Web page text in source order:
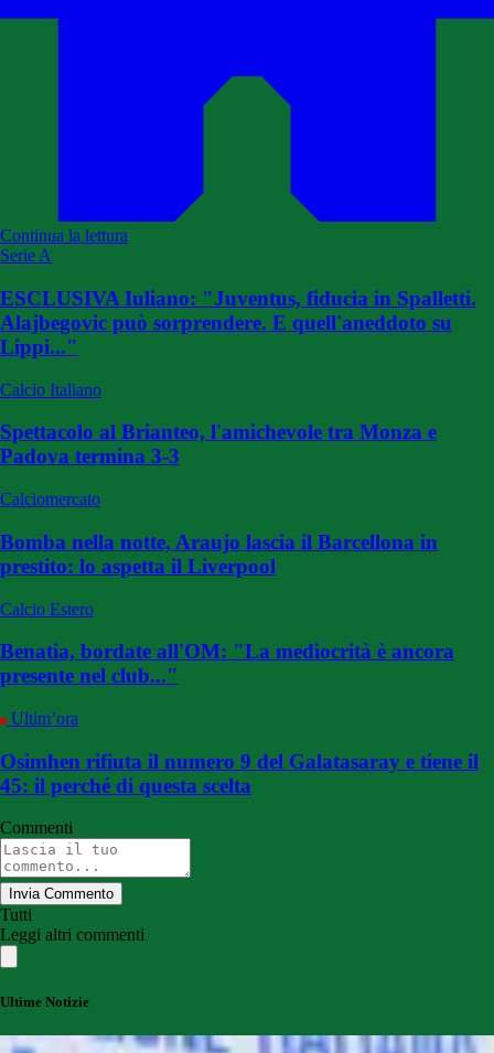
Continua la lettura
Serie A
ESCLUSIVA Iuliano: "Juventus, fiducia in Spalletti.
Alajbegovic può sorprendere. E quell'aneddoto su
Lippi..."
Calcio Italiano
Spettacolo al Brianteo, l'amichevole tra Monza e
Padova termina 3-3
Calciomercato
Bomba nella notte, Araujo lascia il Barcellona in
prestito: lo aspetta il Liverpool
Calcio Estero
Benatia, bordate all'OM: "La mediocrità è ancora
presente nel club..."
Ultim’ora
Osimhen rifiuta il numero 9 del Galatasaray e tiene il
45: il perché di questa scelta
Commenti
Invia Commento
Tutti
Leggi altri commenti
Ultime Notizie